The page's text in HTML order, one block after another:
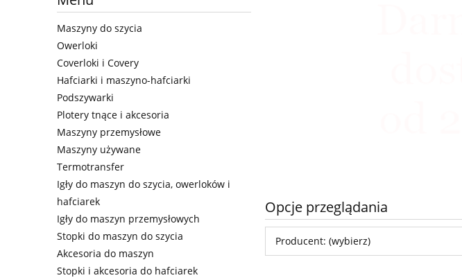
Maszyny do szycia
Owerloki
Coverloki i Covery
Hafciarki i maszyno-hafciarki
Podszywarki
Plotery tnące i akcesoria
Maszyny przemysłowe
Maszyny używane
Termotransfer
Igły do maszyn do szycia, owerloków i
hafciarek
Igły do maszyn przemysłowych
Stopki do maszyn do szycia
Akcesoria do maszyn
Stopki i akcesoria do hafciarek
Opcje przeglądania
Producent: (wybierz)